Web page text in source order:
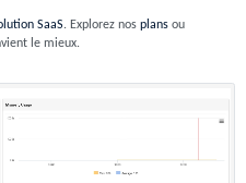
SaaS. Explorez nos plansou
le mieux.